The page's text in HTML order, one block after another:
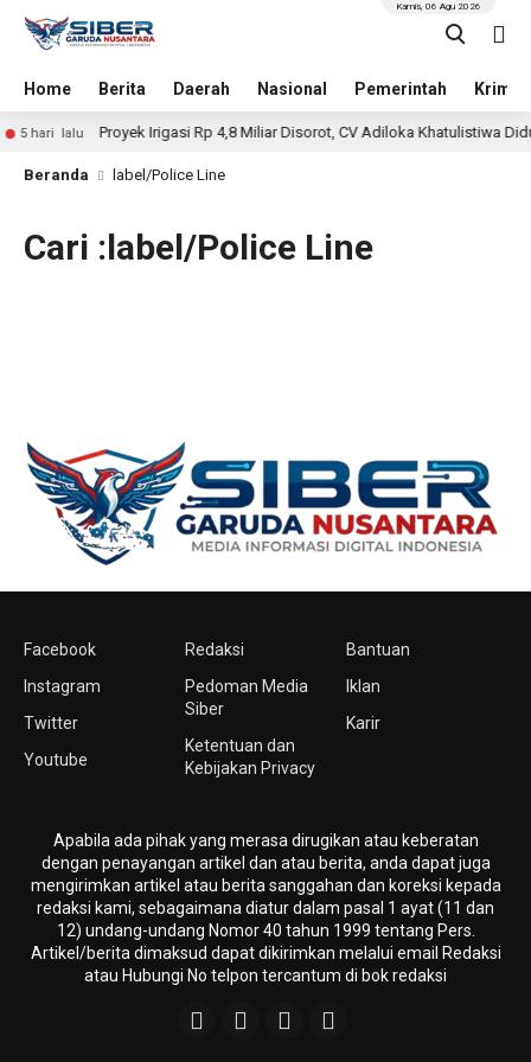
Home Berita Daerah Nasional Pemerintah
Kamis, 06 Agu 2026
5 hari lalu Proyek Irigasi Rp 4,8 Miliar Disorot, CV Adiloka Khatulistiwa
Beranda label/Police Line
Cari :label/Police Line
Facebook
Instagram
Twitter
Youtube
Redaksi
Pedoman Media
Siber
Ketentuan dan
Kebijakan Privacy
Bantuan
Iklan
Karir
Apabila ada pihak yang merasa dirugikan atau keberatan
dengan penayangan artikel dan atau berita, anda dapat juga
mengirimkan artikel atau berita sanggahan dan koreksi kepada
redaksi kami, sebagaimana diatur dalam pasal 1 ayat (11 dan
12) undang-undang Nomor 40 tahun 1999 tentang Pers.
Artikel/berita dimaksud dapat dikirimkan melalui email Redaksi
atau Hubungi No telpon tercantum di bok redaksi